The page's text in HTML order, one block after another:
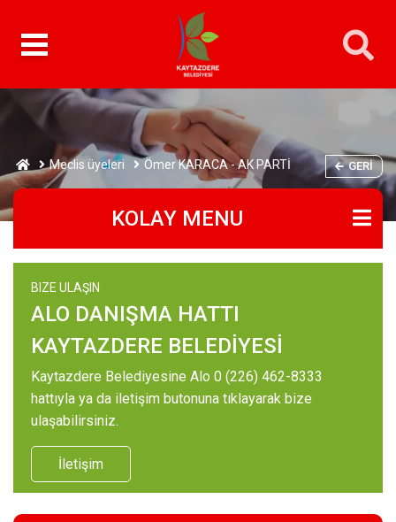
Meclis üyeleri Ömer KARACA - AK PARTİ GERI
KOLAY MENU
BIZE ULAŞIN
ALO DANIŞMA HATTI
KAYTAZDERE BELEDİYESİ
Kaytazdere Belediyesine Alo 0 (226) 462-8333
hattıyla ya da iletişim butonuna tıklayarak bize
ulaşabilirsiniz.
İletişim